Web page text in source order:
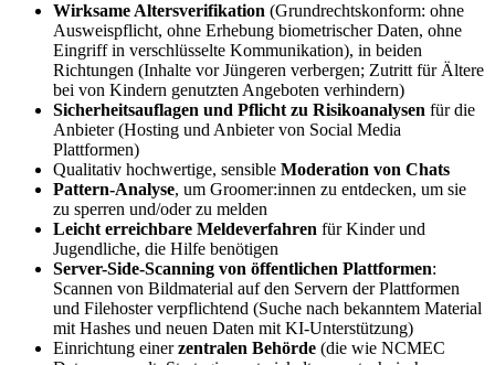
Wirksame Altersverifikation (Grundrechtskonform: ohne
Ausweispflicht, ohne Erhebung biometrischer Daten, ohne
Eingriff in verschlüsselte Kommunikation), in beiden
Richtungen (Inhalte vor Jüngeren verbergen; Zutritt für Ältere
bei von Kindern genutzten Angeboten verhindern)
Sicherheitsauflagen und Pflicht zu Risikoanalysen für die
Anbieter (Hosting und Anbieter von Social Media
Plattformen)
Qualitativ hochwertige, sensible Moderation von Chats
Pattern-Analyse, um Groomer:innen zu entdecken, um sie
zu sperren und/oder zu melden
Leicht erreichbare Meldeverfahren für Kinder und
Jugendliche, die Hilfe benötigen
Server-Side-Scanning von öffentlichen Plattformen:
Scannen von Bildmaterial auf den Servern der Plattformen
und Filehoster verpflichtend (Suche nach bekanntem Material
mit Hashes und neuen Daten mit KI-Unterstützung)
Einrichtung einerzentralen Behörde (die wie NCMEC